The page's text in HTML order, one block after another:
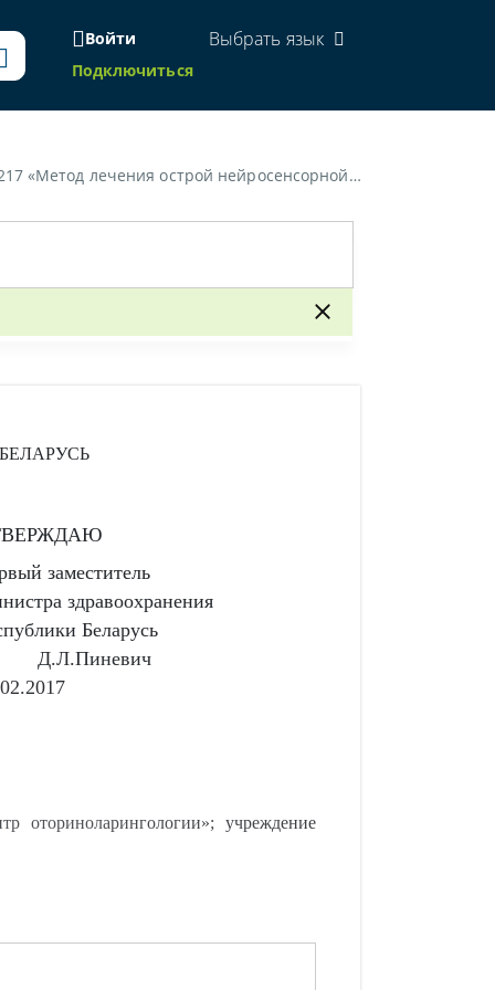
Войти
Подключиться
Выбрать язык
с использованием гипербарической оксигенации»
заместитель
здравоохранения
Беларусь
Д.Л.Пиневич
оториноларингологии»; учреждение